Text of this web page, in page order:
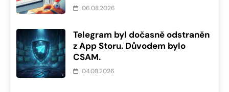
06.08.2026
Telegram byl dočasně odstraněn
z App Storu. Důvodem bylo
CSAM.
04.08.2026